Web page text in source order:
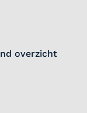
overzicht